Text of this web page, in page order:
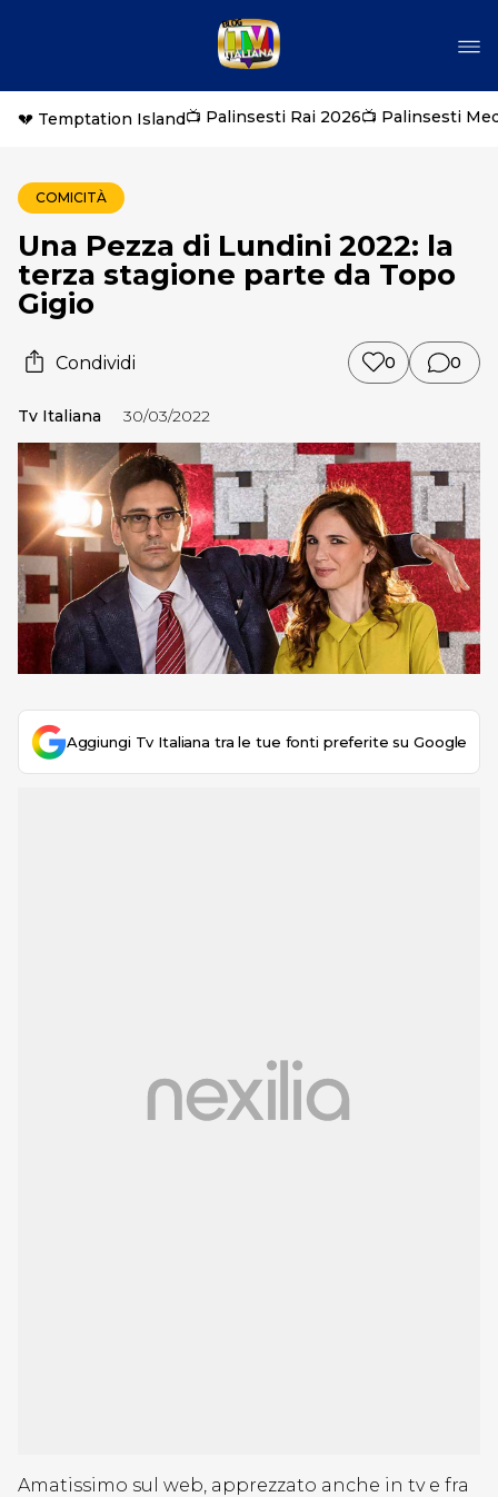
💔 Temptation Island📺 Palinsesti Rai 2026📺 Palinsesti
COMICITÀ
Una Pezza di Lundini 2022: la
terza stagione parte da Topo
Gigio
Condividi 0 0
Tv Italiana 30/03/2022
Aggiungi Tv Italiana tra le tue fonti preferite su Google
Amatissimo sul web, apprezzato anche in tv e fra